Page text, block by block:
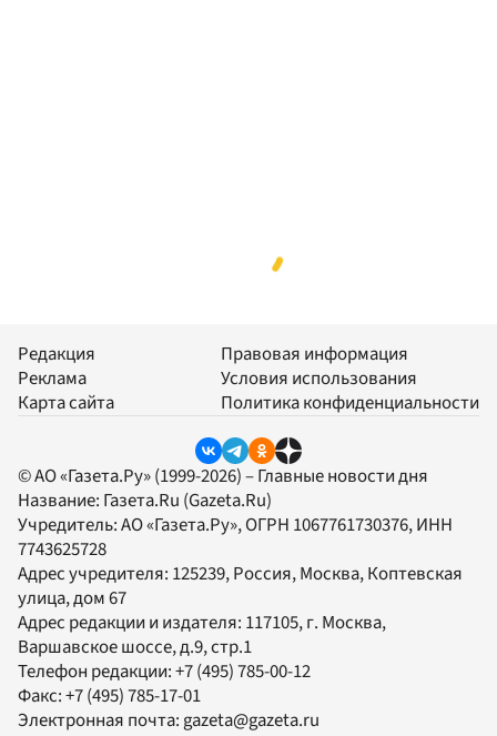
Редакция
Реклама
Карта сайта
Правовая информация
Условия использования
Политика конфиденциальности
© АО «Газета.Ру» (1999-2026) – Главные новости дня
Название: Газета.Ru (Gazeta.Ru)
Учредитель:АО «Газета.Ру», ОГРН 1067761730376, ИНН
7743625728
Адрес учредителя: 125239, Россия, Москва, Коптевская
улица, дом 67
Адрес редакции и издателя: 117105, г. Москва,
Варшавское шоссе, д.9, стр.1
Телефон редакции:+7 (495) 785-00-12
Факс:+7 (495) 785-17-01
Электронная почта:gazeta@gazeta.ru